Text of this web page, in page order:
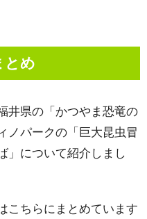
とめ
井県の「かつやま恐竜の
ノパークの「巨大昆虫冒
」について紹介しまし
こちらにまとめています